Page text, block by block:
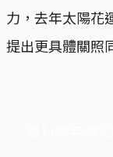
力，去年太陽花
提出更具體關照